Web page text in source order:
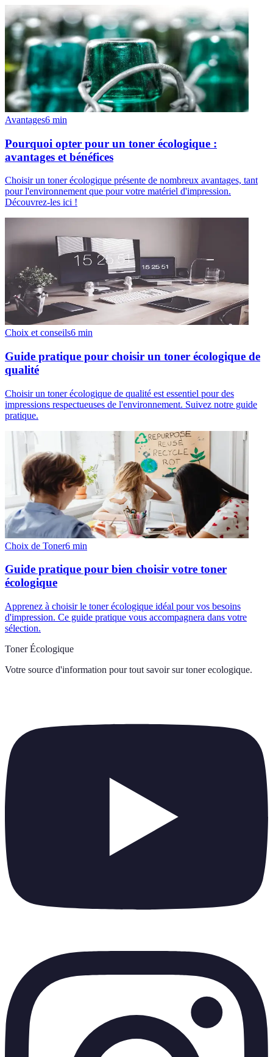
Avantages6 min
Pourquoi opter pour un toner écologique :
avantages et bénéfices
Choisir un toner écologique présente de nombreux avantages, tant
pour l'environnement que pour votre matériel d'impression.
Découvrez-les ici !
Choix et conseils6 min
Guide pratique pour choisir un toner écologique de
qualité
Choisir un toner écologique de qualité est essentiel pour des
impressions respectueuses de l'environnement. Suivez notre guide
pratique.
Choix de Toner6 min
Guide pratique pour bien choisir votre toner
écologique
Apprenez à choisir le toner écologique idéal pour vos besoins
d'impression. Ce guide pratique vous accompagnera dans votre
sélection.
Toner Écologique
Votre source d'information pour tout savoir sur toner ecologique.